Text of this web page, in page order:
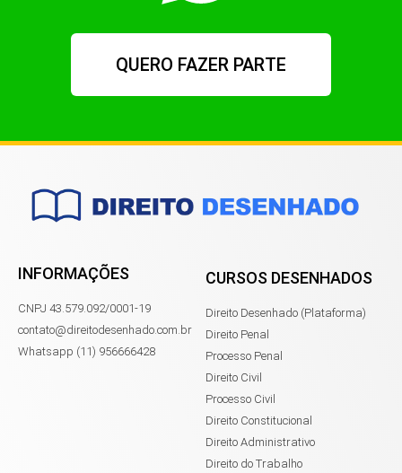
QUERO FAZER PARTE
INFORMAÇÕES
CNPJ 43.579.092/0001-19
contato@direitodesenhado.com.br
Whatsapp (11) 956666428
CURSOS DESENHADOS
Direito Desenhado (Plataforma)
Direito Penal
Processo Penal
Direito Civil
Processo Civil
Direito Constitucional
Direito Administrativo
Direito do Trabalho